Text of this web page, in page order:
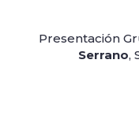
Presentación
Serrano,